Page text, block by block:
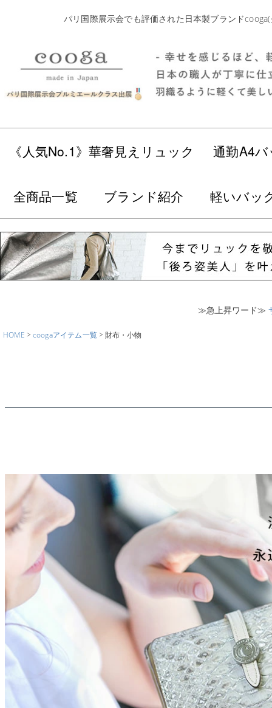
パリ国際展示会でも評価された日本製ブランド
《人気No.1》華奢見えリュック 通勤A4
全商品一覧 ブランド紹介 軽いバッ
≫急上昇ワード≫
HOME coogaアイテム一覧 財布・小物